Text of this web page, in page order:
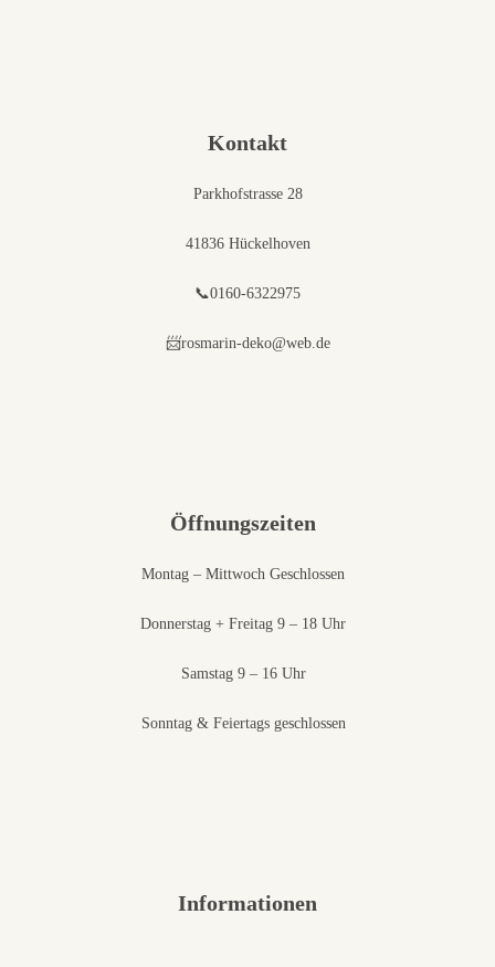
Kontakt
Parkhofstrasse 28
41836 Hückelhoven
📞0160-6322975
📨rosmarin-deko@web.de
Öffnungszeiten
Montag – Mittwoch Geschlossen
Donnerstag + Freitag 9 – 18 Uhr
Samstag 9 – 16 Uhr
Sonntag & Feiertags geschlossen
Informationen